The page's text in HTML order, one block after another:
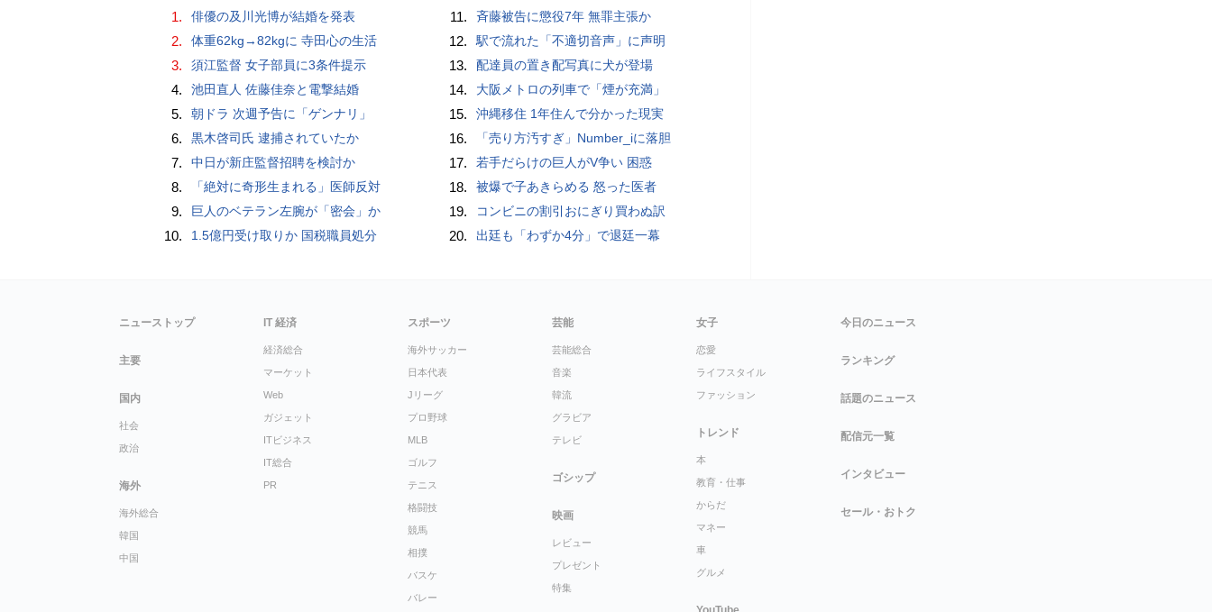
1. 俳優の及川光博が結婚を発表
2. 体重62kg→82kgに 寺田心の生活
3. 須江監督 女子部員に3条件提示
4. 池田直人 佐藤佳奈と電撃結婚
5. 朝ドラ 次週予告に「ゲンナリ」
6. 黒木啓司氏 逮捕されていたか
7. 中日が新庄監督招聘を検討か
8. 「絶対に奇形生まれる」医師反対
9. 巨人のベテラン左腕が「密会」か
10. 1.5億円受け取りか 国税職員処分
11. 斉藤被告に懲役7年 無罪主張か
12. 駅で流れた「不適切音声」に声明
13. 配達員の置き配写真に犬が登場
14. 大阪メトロの列車で「煙が充満」
15. 沖縄移住 1年住んで分かった現実
16. 「売り方汚すぎ」Number_iに落胆
17. 若手だらけの巨人がV争い 困惑
18. 被爆で子あきらめる 怒った医者
19. コンビニの割引おにぎり買わぬ訳
20. 出廷も「わずか4分」で退廷一幕
ニューストップ
主要
国内
社会
政治
海外
海外総合
韓国
中国
IT 経済
経済総合
マーケット
Web
ガジェット
ITビジネス
IT総合
PR
スポーツ
海外サッカー
日本代表
Jリーグ
プロ野球
MLB
ゴルフ
テニス
格闘技
競馬
相撲
バスケ
バレー
芸能
芸能総合
音楽
韓流
グラビア
テレビ
ゴシップ
映画
レビュー
プレゼント
特集
女子
恋愛
ライフスタイル
ファッション
トレンド
本
教育・仕事
からだ
マネー
車
グルメ
今日のニュース
ランキング
話題のニュース
配信元一覧
インタビュー
セール・おトク